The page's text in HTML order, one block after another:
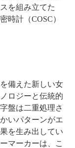
を組み立てた
時計（COSC）
備えた新しい女
ロジーと伝統的
盤は二重処理さ
いパターンがエ
を生み出してい
マーカーは、こ